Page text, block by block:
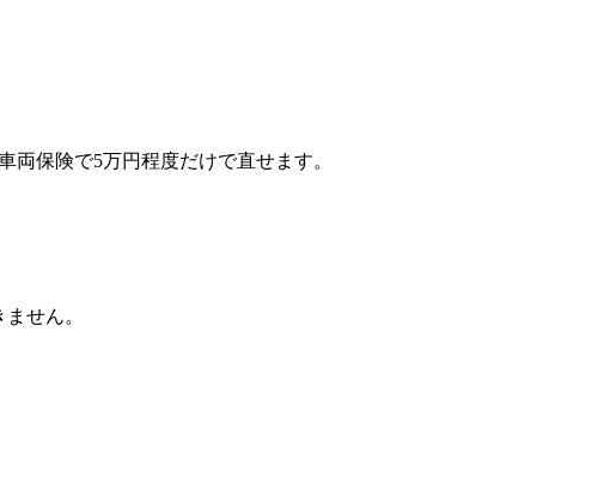
保険で5万円程度だけで直せます。
せん。